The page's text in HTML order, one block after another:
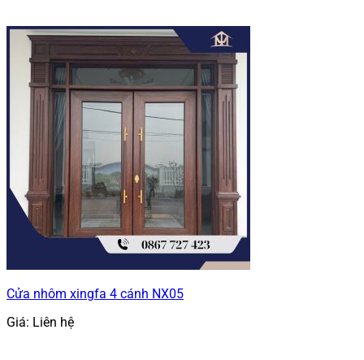
Cửa nhôm xingfa 4 cánh NX05
Giá: Liên hệ